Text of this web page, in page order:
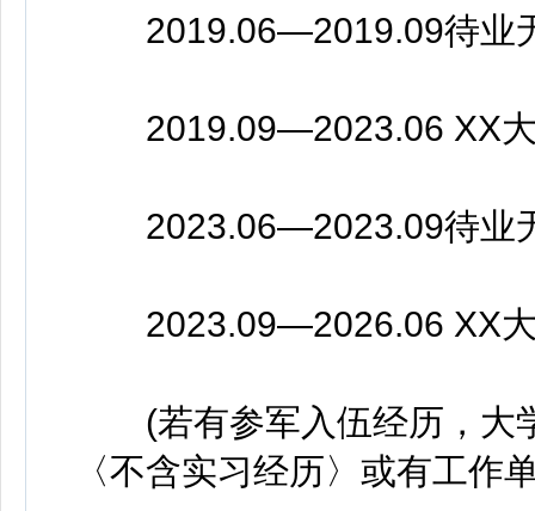
2019.06—2019.09待业
2019.09—2023.06 XX大
2023.06—2023.09待业
2023.09—2026.06 XX大
(若有参军入伍经历，大
〈不含实习经历〉或有工作